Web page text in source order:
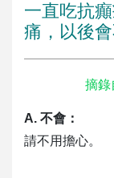
一直吃抗
痛，以後
摘錄
A. 不會：
請不用擔心。